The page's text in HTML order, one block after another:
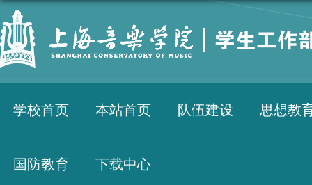
学校首页 本站首页 队伍建设 思想教
国防教育 下载中心